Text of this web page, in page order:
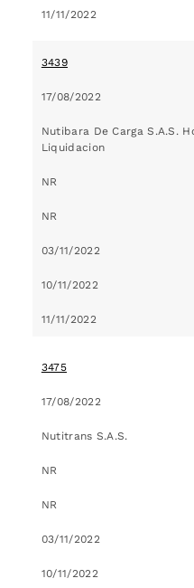
11/11/2022
3439
17/08/2022
Nutibara De Carga S.A.S.
Liquidacion
NR
NR
03/11/2022
10/11/2022
11/11/2022
3475
17/08/2022
Nutitrans S.A.S.
NR
NR
03/11/2022
10/11/2022